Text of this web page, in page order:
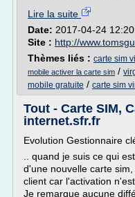
Lire la suite
Date: 2017-04-24
Site : http://
Thèmes liés : carte sim
mobile activer la carte sim /
mobile gratuite / carte sim
Tout - Carte SIM,
internet.sfr.fr
Evolution Gestionnaire
.. quand je suis ce qui
d'une nouvelle carte
client car l'activation
Je remarque aucune